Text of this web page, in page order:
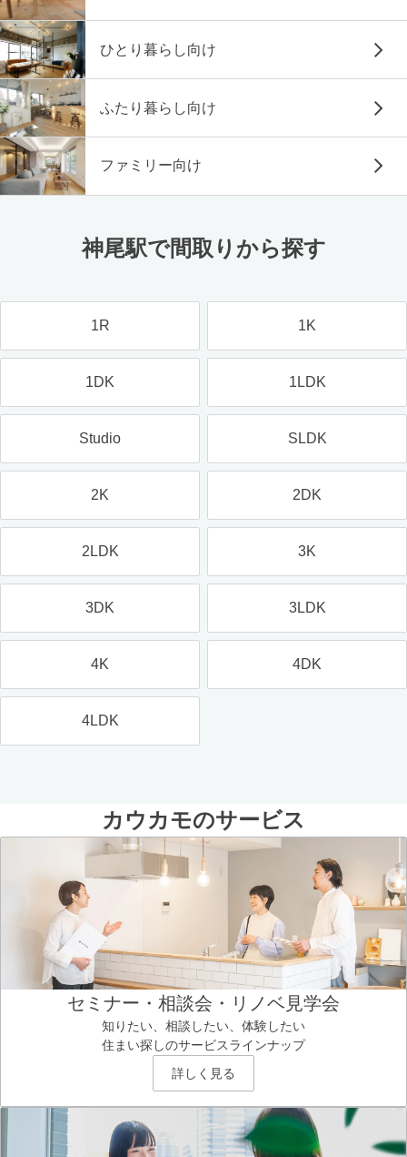
ひとり暮らし向け
ふたり暮らし向け
ファミリー向け
神尾駅で間取りから探す
1R 1K
1DK 1LDK
Studio SLDK
2K 2DK
2LDK 3K
3DK 3LDK
4K 4DK
4LDK
カウカモのサービス
セミナー・相談会・リノベ見学会
知りたい、相談したい、体験したい
住まい探しのサービスラインナップ
詳しく見る